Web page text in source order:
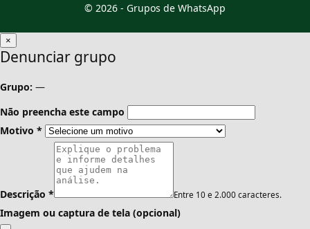
© 2026 - Grupos de WhatsApp
×
Denunciar grupo
Grupo: —
Não preencha este campo
Motivo *
Descrição * Entre 10 e 2.000 caracteres.
Imagem ou captura de tela (opcional)